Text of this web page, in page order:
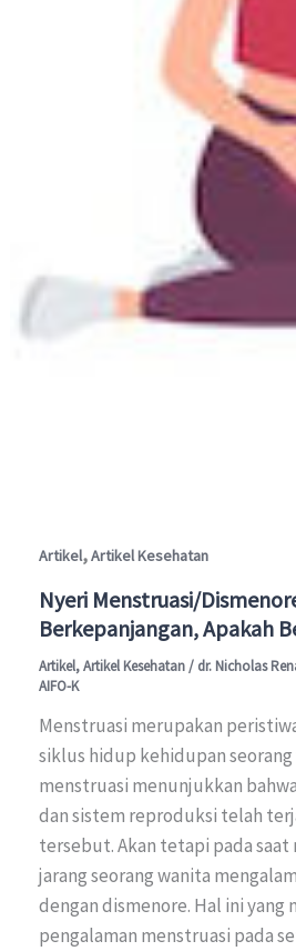
Artikel,Artikel Kesehatan
Nyeri Menstruasi/
Berkepanjangan, Apakah
Artikel,Artikel Kesehatan/ dr. Nicholas
AIFO-K
Menstruasi merupakan
siklus hidup kehidupan seorang
menstruasi menunjukkan
dan sistem reproduksi telah
tersebut. Akan tetapi pada
jarang seorang wanita
dengan dismenore. Hal ini yang
pengalaman menstruasi pada